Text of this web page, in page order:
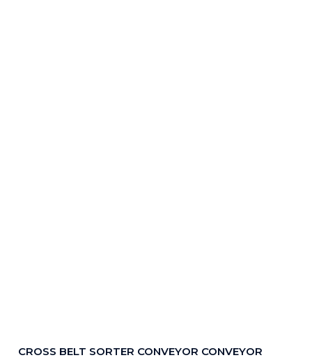
CROSS BELT SORTER CONVEYOR CONVEYOR